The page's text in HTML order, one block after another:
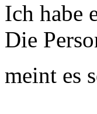
Ich habe
Die
meint es